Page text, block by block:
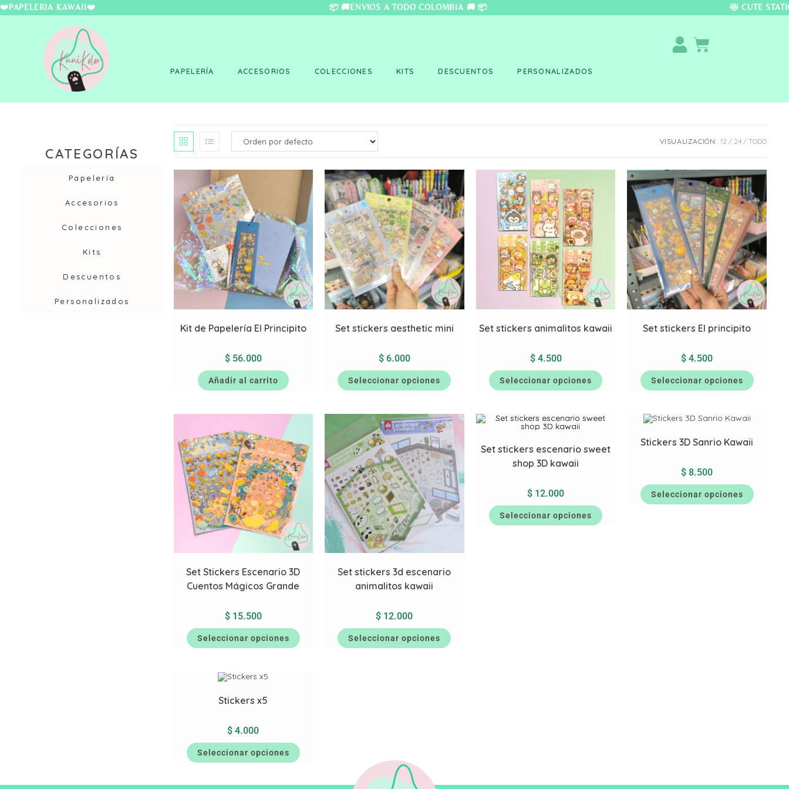
❤️PAPELERÍA KAWAII❤️ 📦 🚚ENVÍOS A TODO COLOMBIA 🚚 📦 😻
PAPELERÍA ACCESORIOS COLECCIONES KITS DESCUENTOS PERSONALIZADOS
CATEGORÍAS
Papelería
Accesorios
Colecciones
Kits
Descuentos
Personalizados
VISUALIZACIÓN: 12 24 TODO
Kit de Papelería El Principito
$56.000
Añadir al carrito
Set stickers aesthetic mini
$6.000
Seleccionar opciones
Set stickers animalitos kawaii
$4.500
Seleccionar opciones
Set stickers El principito
$ 4.500
Seleccionar opciones
Set Stickers Escenario 3D
Cuentos Mágicos Grande
$15.500
Seleccionar opciones
Set stickers 3d escenario
animalitos kawaii
$ 12.000
Seleccionar opciones
Set stickers escenario sweet
shop 3D kawaii
$ 12.000
Seleccionar opciones
Stickers 3D Sanrio Kawaii
$ 8.500
Seleccionar opciones
Stickers x5
$ 4.000
Seleccionar opciones